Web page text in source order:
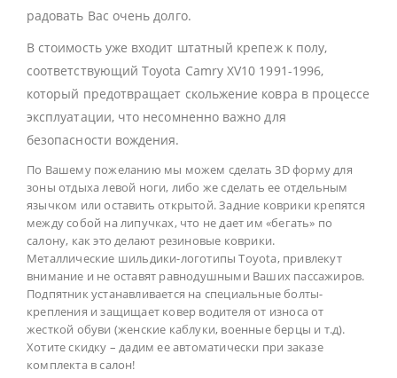
радовать Вас очень долго.
В стоимость уже входит штатный крепеж к полу,
соответствующий Toyota Camry XV10 1991-1996,
который предотвращает скольжение ковра в процессе
эксплуатации, что несомненно важно для
безопасности вождения.
По Вашему пожеланию мы можем сделать 3D форму для
зоны отдыха левой ноги, либо же сделать ее отдельным
язычком или оставить открытой. Задние коврики крепятся
между собой на липучках, что не дает им «бегать» по
салону, как это делают резиновые коврики.
Металлические шильдики-логотипы Toyota, привлекут
внимание и не оставят равнодушными Ваших пассажиров.
Подпятник устанавливается на специальные болты-
крепления и защищает ковер водителя от износа от
жесткой обуви (женские каблуки, военные берцы и т.д).
Хотите скидку – дадим ее автоматически при заказе
комплекта в салон!